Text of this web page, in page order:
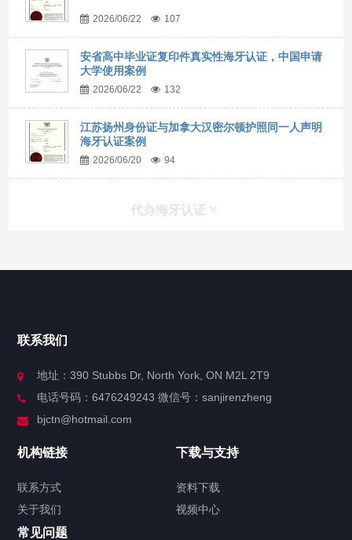
2026/06/22 107
安省高中毕业证复印件真实性海牙认证，中国申请
大学使用案例
2026/06/22 132
江苏扬州身份证与加拿大汉密尔顿护照同一人声明
海牙认证案例
2026/06/20 94
代办海牙认证
服务分类
签署类文件海牙认证程序费用
联系我们
地址：390 Stubbs Dr, North York, ON M2L 2T9
电话号码：6476249243 微信号：sanjirenzheng
bjctn@hotmail.com
机构链接
联系方式
关于我们
下载与支持
资料下载
视频中心
常见问题